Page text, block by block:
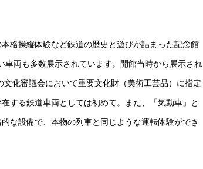
格操縦体験など鉄道の歴史と遊びが詰まった記念館
両も多数展示されています。開館当時から展示され
化審議会において重要文化財（美術工芸品）に指定
する鉄道車両としては初めて。また、「気動車」と
な設備で、本物の列車と同じような運転体験ができ